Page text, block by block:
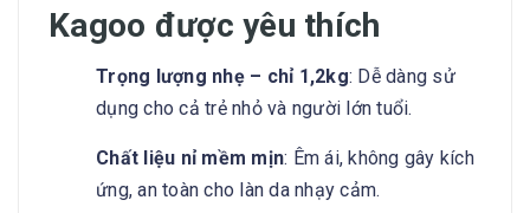
Kagoo được yêu thích
Trọng lượng nhẹ – chỉ 1,2kg: Dễ dàng sử
dụng cho cả trẻ nhỏ và người lớn tuổi.
Chất liệu nỉ mềm mịn: Êm ái, không gây kích
ứng, an toàn cho làn da nhạy cảm.